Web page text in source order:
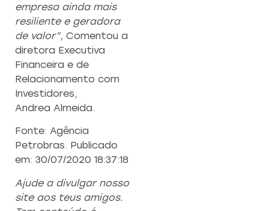
empresa ainda mais
resiliente e geradora
de valor”, Comentou a
diretora Executiva
Financeira e de
Relacionamento com
Investidores,
Andrea Almeida.
Fonte: Agência
Petrobras. Publicado
em: 30/07/2020 18:37:18
Ajude a divulgar nosso
site aos teus amigos.